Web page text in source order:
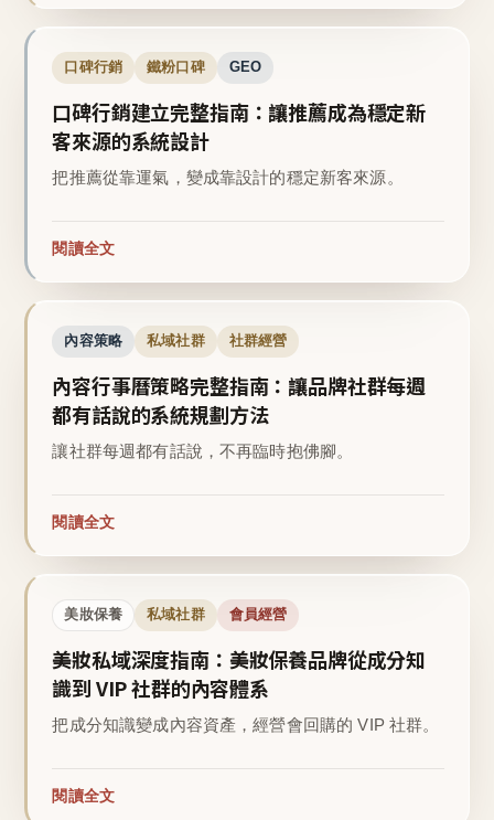
口碑行銷 鐵粉口碑 GEO
口碑行銷建立完整指南：讓推薦成為穩定新
客來源的系統設計
把推薦從靠運氣，變成靠設計的穩定新客來源。
閱讀全文
內容策略 私域社群 社群經營
內容行事曆策略完整指南：讓品牌社群每週
都有話說的系統規劃方法
讓社群每週都有話說，不再臨時抱佛腳。
閱讀全文
美妝保養 私域社群 會員經營
美妝私域深度指南：美妝保養品牌從成分知
識到 VIP 社群的內容體系
把成分知識變成內容資產，經營會回購的 VIP 社群。
閱讀全文